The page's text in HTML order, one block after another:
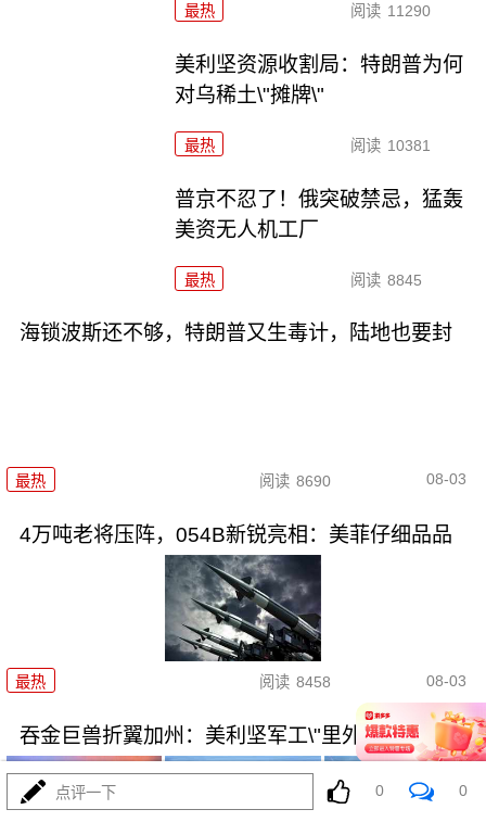
最热 阅读 11290
美利坚资源收割局：特朗普为何
对乌稀土\"摊牌\"
最热 阅读 10381
普京不忍了！俄突破禁忌，猛轰
美资无人机工厂
最热 阅读 8845
海锁波斯还不够，特朗普又生毒计，陆地也要封
最热 阅读 8690 08-03
4万吨老将压阵，054B新锐亮相：美菲仔细品品
最热 阅读 8458 08-03
吞金巨兽折翼加州：美利坚军工\"里外掏空\"困局
点评一下 0 0